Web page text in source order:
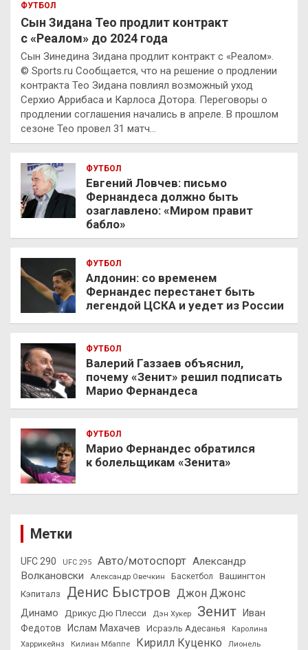
ФУТБОЛ
Сын Зидана Тео продлит контракт
с «Реалом» до 2024 года
Сын Зинедина Зидана продлит контракт с «Реалом».
© Sports.ru Сообщается, что на решение о продлении
контракта Тео Зидана повлиял возможный уход
Серхио Аррибаса и Карлоса Дотора. Переговоры о
продлении соглашения начались в апреле. В прошлом
сезоне Тео провел 31 матч…
ФУТБОЛ
Евгений Ловчев: письмо
Фернандеса должно быть
озаглавлено: «Миром правит
бабло»
ФУТБОЛ
Алдонин: со временем
Фернандес перестанет быть
легендой ЦСКА и уедет из России
ФУТБОЛ
Валерий Газзаев объяснил,
почему «Зенит» решил подписать
Марио Фернандеса
ФУТБОЛ
Марио Фернандес обратился
к болельщикам «Зенита»
Метки
UFC 290 UFC 295 Авто/мотоспорт Александр
Волкановски
Александр Овечкин Баскетбол
Вашингтон
Кэпиталз
Денис Быстров Джон Джонс
Динамо Дрикус Дю Плесси Дэн Хукер Зенит
Иван
Федотов
Ислам Махачев Исраэль Адесанья
Каролина
Харрикейнз
Килиан Мбаппе Кирилл Куценко
Лионель